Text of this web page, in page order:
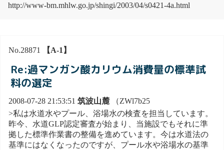
http://www-bm.mhlw.go.jp/shingi/2003/04/s0421-4a.html
No.28871 【A-1】
Re:過マンガン酸カリウム消費量の標準試
料の選定
2008-07-28 21:53:51 筑波山麓 （ZWl7b25
>私は水道水やプール、浴場水の検査を担当しています。
昨今、水道GLP認定審査が始まり、当施設でもそれに準
拠した標準作業書の整備を進めています。今は水道法の
基準にはなくなったのですが、プール水や浴場水の基準